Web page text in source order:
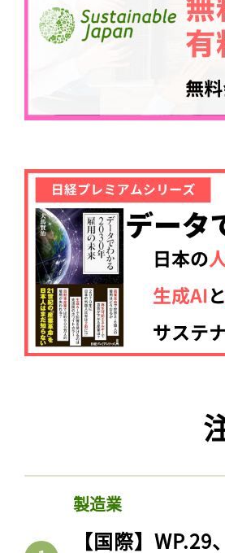
製造業
【国際】